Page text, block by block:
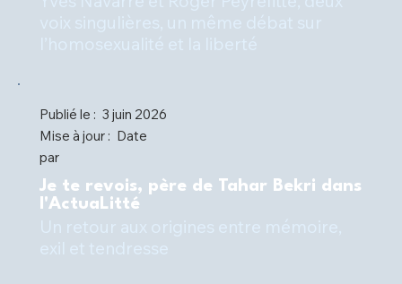
Publié le : 3 juin 2026
Mise à jour : Date
par
Je te revois, père de Tahar Bekri dans
l'ActuaLitté